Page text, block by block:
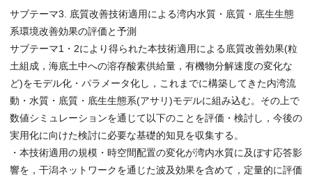
サブテーマ3. 底質改善技術適用による湾内水質・底質・底生生態
系環境改善効果の評価と予測
サブテーマ1・2により得られた本技術適用による底質改善効果(粒
土組成，海底土中への溶存酸素供給量，有機物分解速度の変化な
ど)をモデル化・パラメータ化し，これまでに構築してきた内湾流
動・水質・底質・底生生態系(アサリ)モデルに組み込む。その上で
数値シミュレーションを通じて以下のことを評価・検討し，今後の
実用化に向けた検討に必要な基礎的知見を収集する。
・本技術適用の規模・時空間配置の変化が湾内水質に及ぼす応答影
響を，干潟ネットワークを通じた波及効果を含めて，定量的に評価